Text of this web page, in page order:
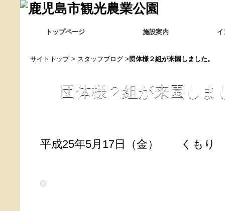
トップページ 施設案内
サイトトップ> スタッフブログ > 団体様２組が来園しました。
団体様２組が来園しま
平成25年5月17日（金） く